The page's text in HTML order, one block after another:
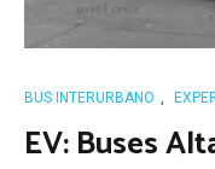
BUS INTERURBANO
EV: Buses